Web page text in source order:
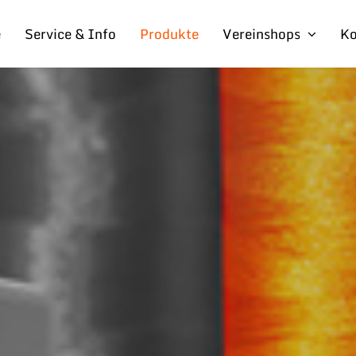
Service & Info Produkte Vereinshops